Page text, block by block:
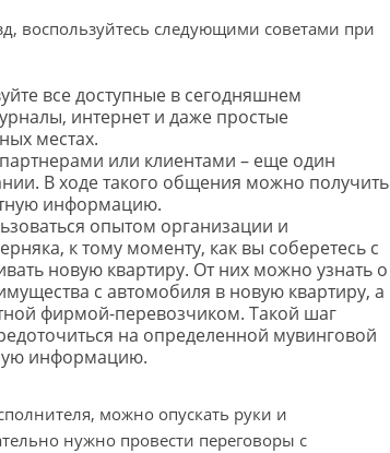
воспользуйтесь следующими советами при
все доступные в сегодняшнем
интернет и даже простые
местах.
или клиентами – еще один
В ходе такого общения можно получить
информацию.
опытом организации и
к тому моменту, как вы соберетесь с
новую квартиру. От них можно узнать о
с автомобиля в новую квартиру, а
фирмой-перевозчиком. Такой шаг
на определенной мувинговой
информацию.
можно опускать руки и
нужно провести переговоры с